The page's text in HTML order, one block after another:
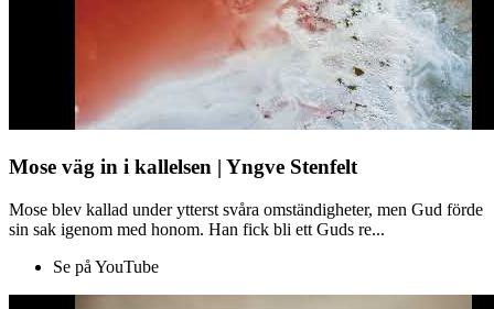
Mose väg in i kallelsen | Yngve Stenfelt
Mose blev kallad under ytterst svåra omständigheter, men Gud förde
sin sak igenom med honom. Han fick bli ett Guds re...
Se på YouTube